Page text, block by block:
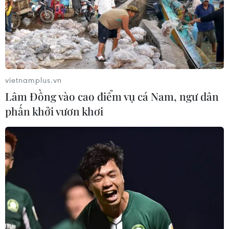
An Giang: Cháy lớn ở khu dân cư
khiến 5 căn nhà bị hư hại
06/08/2026 16:12
vietnamplus.vn
Lâm Đồng vào cao điểm vụ cá Nam, ngư dân
phấn khởi vươn khơi